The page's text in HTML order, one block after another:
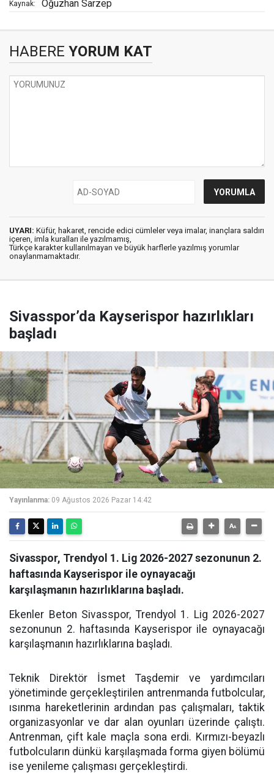
Kaynak: Oğuzhan Sarzep
HABERE YORUM KAT
UYARI: Küfür, hakaret, rencide edici cümleler veya imalar, inançlara saldırı
içeren, imla kuralları ile yazılmamış,
Türkçe karakter kullanılmayan ve büyük harflerle yazılmış yorumlar
onaylanmamaktadır.
Sivasspor’da Kayserispor hazırlıkları
başladı
Yayınlanma: 09 Ağustos 2026 Pazar 14:42
Sivasspor, Trendyol 1. Lig 2026-2027 sezonunun 2.
haftasında Kayserispor ile oynayacağı
karşılaşmanın hazırlıklarına başladı.
Ekenler Beton Sivasspor, Trendyol 1. Lig 2026-2027
sezonunun 2. haftasında Kayserispor ile oynayacağı
karşılaşmanın hazırlıklarına başladı.
Teknik Direktör İsmet Taşdemir ve yardımcıları
yönetiminde gerçekleştirilen antrenmanda futbolcular,
ısınma hareketlerinin ardından pas çalışmaları, taktik
organizasyonlar ve dar alan oyunları üzerinde çalıştı.
Antrenman, çift kale maçla sona erdi. Kırmızı-beyazlı
futbolcuların dünkü karşılaşmada forma giyen bölümü
ise yenileme çalışması gerçekleştirdi.